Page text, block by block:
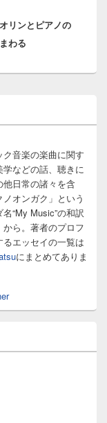
リンとピアノの
わる
音楽の楽曲に関す
などの話、聴きに
日常の諸々を含
オンガク」という
“My Music”の和訳
ら。著者のプロフ
エッセイの一覧は
にまとめてありま